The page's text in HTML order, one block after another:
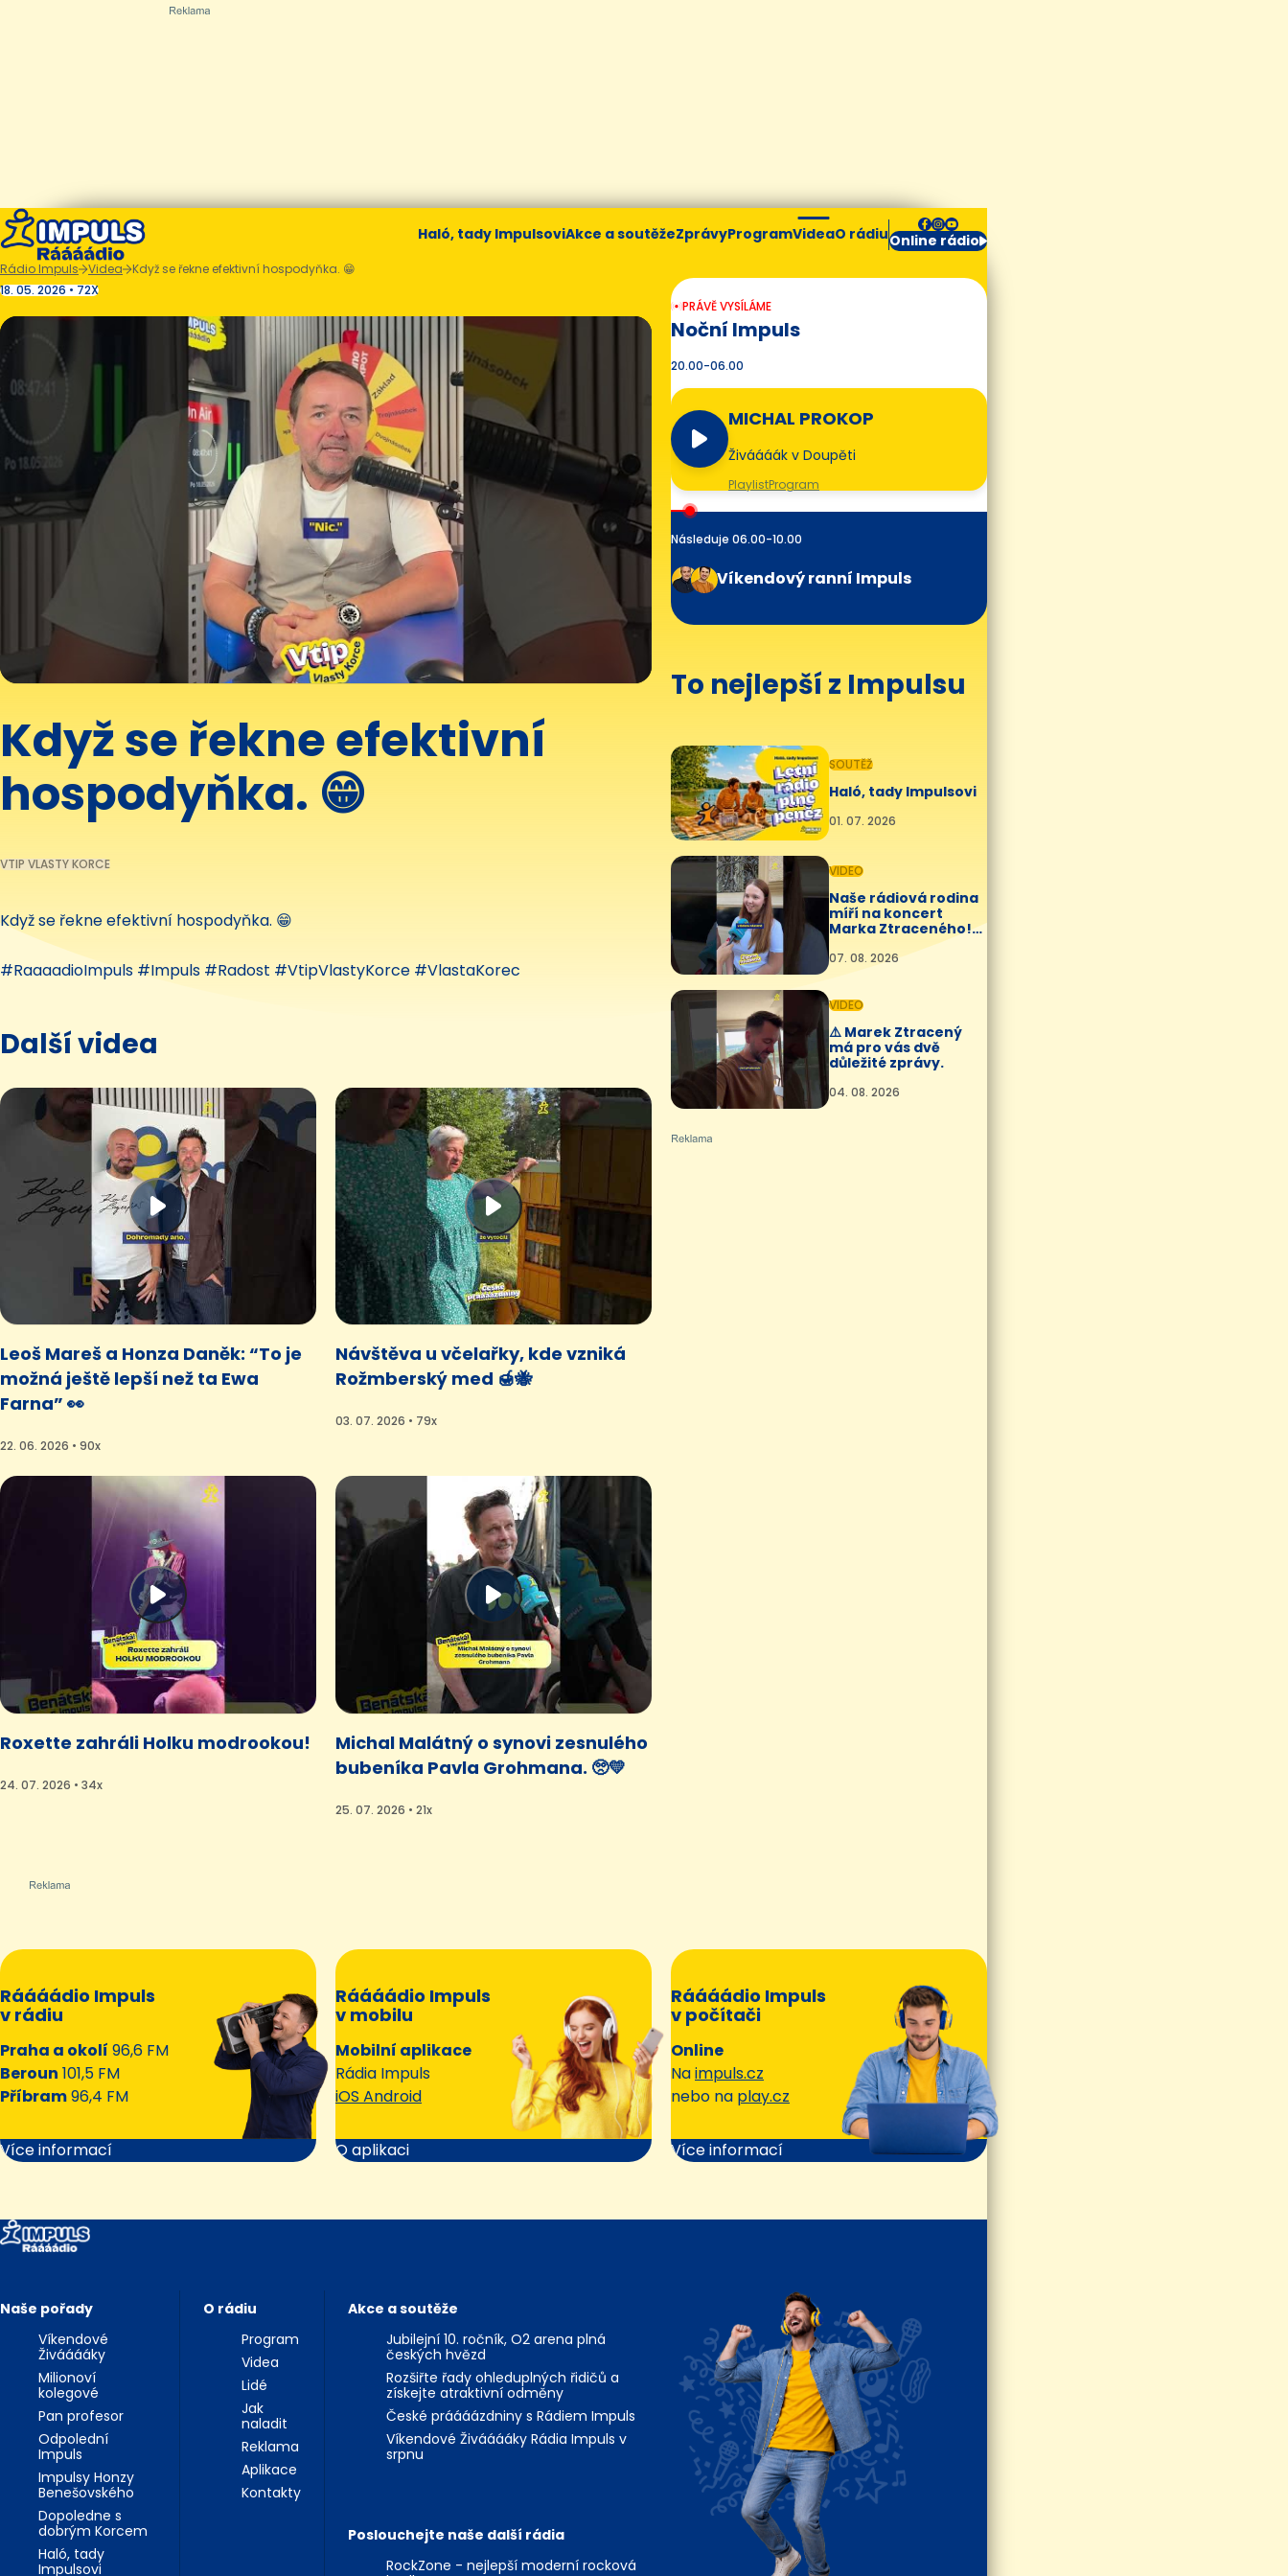
Haló, tady ImpulsoviAkce a soutěžeZprávyProgramVideaO rádiuOnline rádio
Rádio Impuls Videa
Když se řekne efektivní hospodyňka. 😁
18. 05. 2026 • 72X
Když se řekne efektivní
hospodyňka. 😁
VTIP VLASTY KORCE
Když se řekne efektivní hospodyňka. 😁
#RaaaadioImpuls #Impuls #Radost #VtipVlastyKorce #VlastaKorec
Další videa
Leoš Mareš a Honza Daněk: “To je
možná ještě lepší než ta Ewa
Farna” 👀
22. 06. 2026 • 90x
Návštěva u včelařky, kde vzniká
Rožmberský med 🍯🐝
03. 07. 2026 • 79x
Roxette zahráli Holku modrookou!
24. 07. 2026 • 34x
Michal Malátný o synovi zesnulého
bubeníka Pavla Grohmana. 🥺💛
25. 07. 2026 • 21x
PRÁVĚ VYSÍLÁME
Noční Impuls
20.00-06.00
MICHAL PROKOP
Živáááák v Doupěti
PlaylistProgram
Následuje 06.00-10.00
Víkendový ranní Impuls
To nejlepší z Impulsu
SOUTĚŽ
Haló, tady Impulsovi
01. 07. 2026
VIDEO
Naše rádiová rodina
míří na koncert
Marka Ztraceného!
07. 08. 2026
VIDEO
⚠️ Marek Ztracený
má pro vás dvě
důležité zprávy.
04. 08. 2026
Ráááádio Impuls
v rádiu
Praha a okolí 96,6 FM
Beroun 101,5 FM
Příbram96,4 FM
Více informací
Ráááádio Impuls
v mobilu
Mobilní aplikace
Rádia Impuls
iOS Android
O aplikaci
Ráááádio Impuls
v počítači
Online
Naimpuls.cz
nebo na play.cz
Více informací
Naše pořady
Víkendové
Živááááky
Milionoví
kolegové
Pan profesor
Odpolední
Impuls
Impulsy Honzy
Benešovského
Dopoledne s
dobrým Korcem
Haló, tady
Impulsovi
O rádiu
Program
Videa
Lidé
Jak
naladit
Reklama
Aplikace
Kontakty
Akce a soutěže
Jubilejní 10. ročník, O2 arena plná
českých hvězd
Rozšiřte řady ohleduplných řidičů a
získejte atraktivní odměny
České práááázdniny s Rádiem Impuls
Víkendové Živááááky Rádia Impuls v
srpnu
Poslouchejte naše další rádia
RockZone - nejlepší moderní rocková